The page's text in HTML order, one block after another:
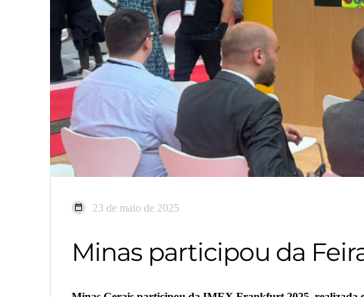
23 de maio de 2025
Minas participou da